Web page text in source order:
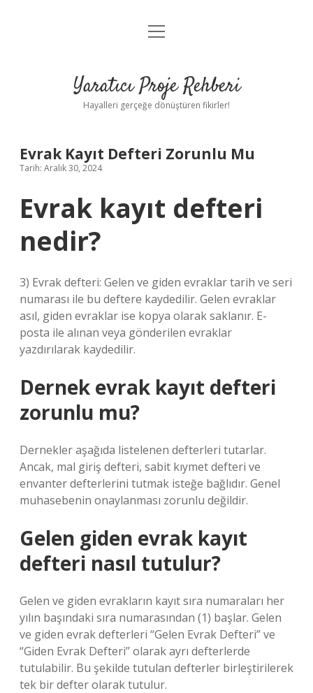
Anasayfa
Yasal Uyarı
menüyü
Yaratıcı Proje Rehberi
Hayalleri gerçeğe dönüştüren fikirler!
Evrak Kayıt Defteri Zorunlu Mu
Tarih: Aralık 30, 2024
Evrak kayıt defteri
nedir?
3) Evrak defteri: Gelen ve giden evraklar tarih ve seri
numarası ile bu deftere kaydedilir. Gelen evraklar
asıl, giden evraklar ise kopya olarak saklanır. E-
posta ile alınan veya gönderilen evraklar
yazdırılarak kaydedilir.
Dernek evrak kayıt defteri
zorunlu mu?
Dernekler aşağıda listelenen defterleri tutarlar.
Ancak, mal giriş defteri, sabit kıymet defteri ve
envanter defterlerini tutmak isteğe bağlıdır. Genel
muhasebenin onaylanması zorunlu değildir.
Gelen giden evrak kayıt
defteri nasıl tutulur?
Gelen ve giden evrakların kayıt sıra numaraları her
yılın başındaki sıra numarasından (1) başlar. Gelen
ve giden evrak defterleri “Gelen Evrak Defteri” ve
“Giden Evrak Defteri” olarak ayrı defterlerde
tutulabilir. Bu şekilde tutulan defterler birleştirilerek
tek bir defter olarak tutulur.